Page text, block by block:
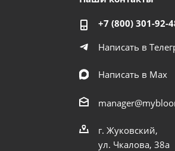
+7 (800) 301-92-
Написать в
Написать в Мах
г. Жуковский,
ул. Чкалова, 38а